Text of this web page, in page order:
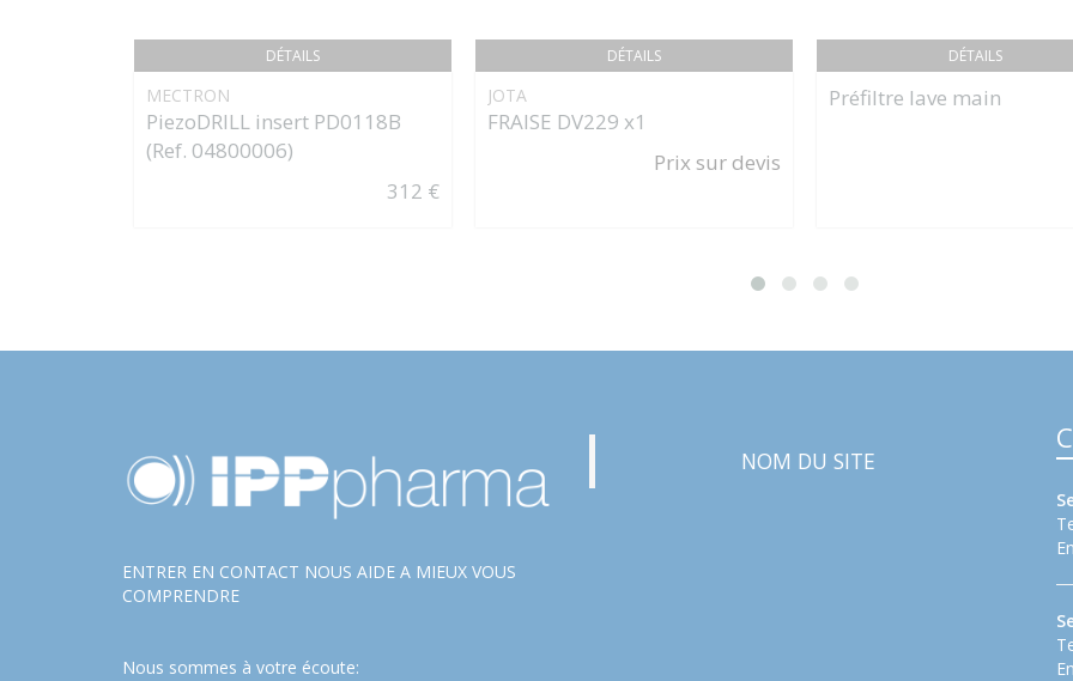
DÉTAILS
MECTRON
PiezoDRILL insert PD0118B
(Ref. 04800006)
312 €
DÉTAILS
JOTA
FRAISE DV229 x1
Prix sur devis
DÉTAILS
Préfiltre lave main
ENTRER EN CONTACT NOUS AIDE A MIEUX VOUS
COMPRENDRE
Nous sommes à votre écoute:
NOM DU SITE